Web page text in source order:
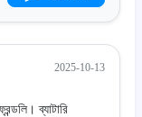
2025-10-13
ব্যাটারি